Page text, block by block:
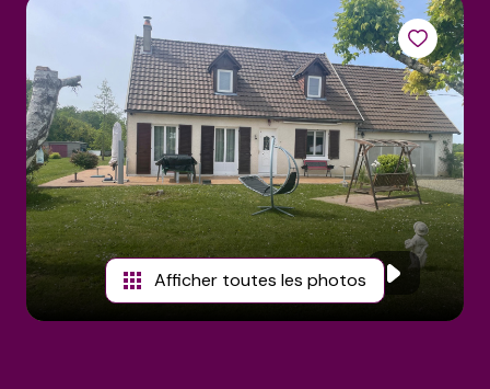
Afficher toutes les photos